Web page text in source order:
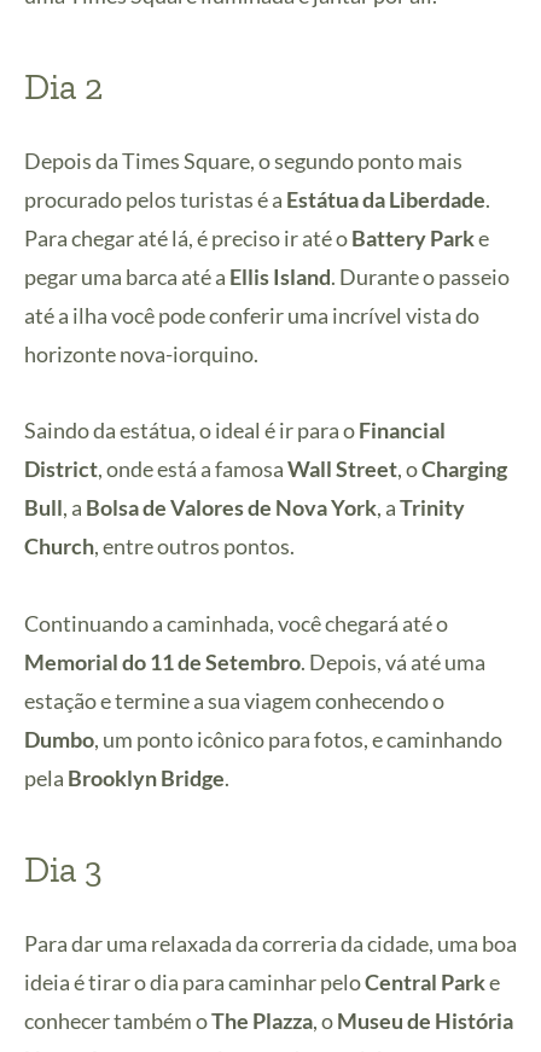
Dia 2
Depois da Times Square, o segundo ponto mais
procurado pelos turistas é a Estátua da Liberdade.
Para chegar até lá, é preciso ir até oBattery Parke
pegar uma barca até a Ellis Island. Durante o passeio
até a ilha você pode conferir uma incrível vista do
horizonte nova-iorquino.
Saindo da estátua, o ideal é ir para oFinancial
District, onde está a famosaWall Street, oCharging
Bull, a Bolsa de Valores de Nova York, aTrinity
Church, entre outros pontos.
Continuando a caminhada, você chegará até o
Memorial do 11 de Setembro. Depois, vá até uma
estação e termine a sua viagem conhecendo o
Dumbo, um ponto icônico para fotos, e caminhando
pela Brooklyn Bridge.
Dia 3
Para dar uma relaxada da correria da cidade, uma boa
ideia é tirar o dia para caminhar peloCentral Parke
conhecer também oThe Plazza, oMuseu de História